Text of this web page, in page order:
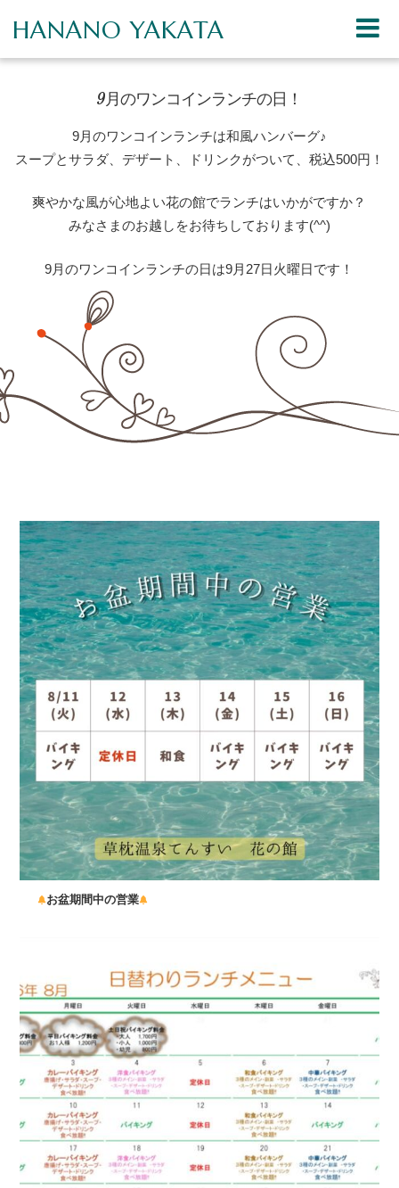
HANANO YAKATA
9月のワンコインランチの日！
9月のワンコインランチは和風ハンバーグ♪
スープとサラダ、デザート、ドリンクがついて、税込500円！
爽やかな風が心地よい花の館でランチはいかがですか？
みなさまのお越しをお待ちしております(^^)
9月のワンコインランチの日は9月27日火曜日です！
お盆期間中の営業